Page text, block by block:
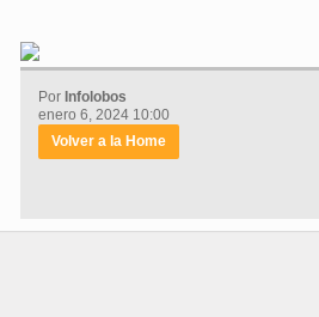
Por Infolobos
enero 6, 2024 10:00
Volver a la Home